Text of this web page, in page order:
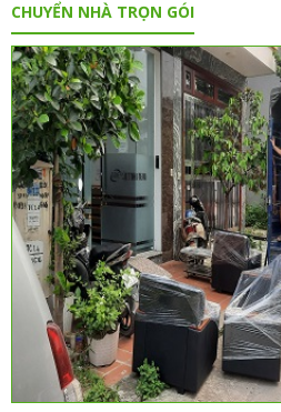
CHUYỂN NHÀ TRỌN GÓI